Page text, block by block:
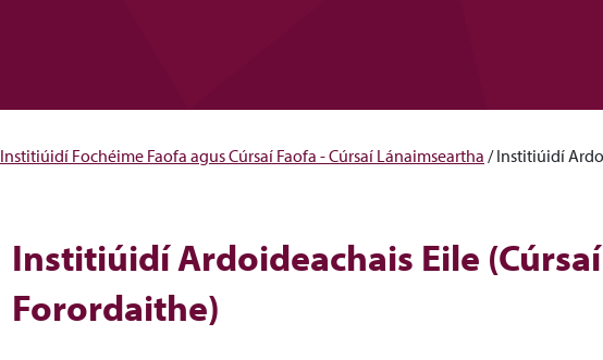
Institiúidí Fochéime Faofa agus Cúrsaí Faofa - Cúrsaí Lánaimseartha /Institiúidí
Institiúidí Ardoideachais Eile (Cúrsaí
Forordaithe)